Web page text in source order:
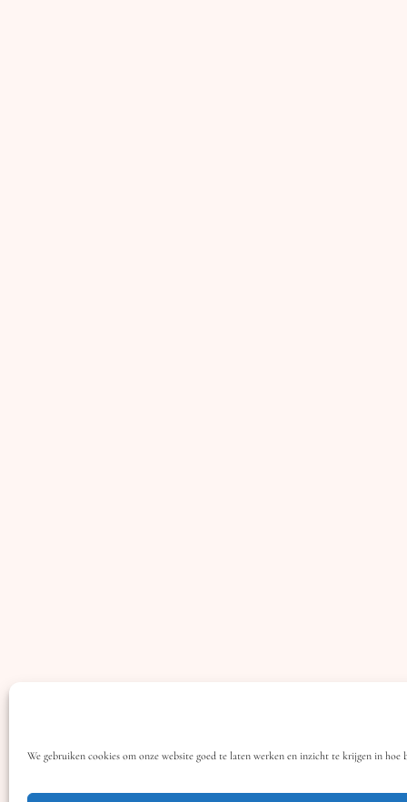
We gebruiken cookies om onze website goed te laten werken en inzicht te krijgen in